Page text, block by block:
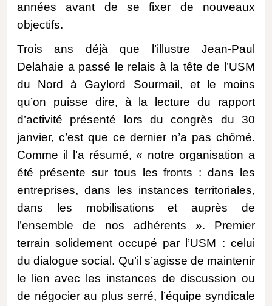
années avant de se fixer de nouveaux
objectifs.
Trois ans déjà que l’illustre Jean-Paul
Delahaie a passé le relais à la tête de l’USM
du Nord à Gaylord Sourmail, et le moins
qu’on puisse dire, à la lecture du rapport
d’activité présenté lors du congrès du 30
janvier, c’est que ce dernier n’a pas chômé.
Comme il l’a résumé, « notre organisation a
été présente sur tous les fronts : dans les
entreprises, dans les instances territoriales,
dans les mobilisations et auprès de
l’ensemble de nos adhérents ». Premier
terrain solidement occupé par l’USM : celui
du dialogue social. Qu’il s’agisse de maintenir
le lien avec les instances de discussion ou
de négocier au plus serré, l’équipe syndicale